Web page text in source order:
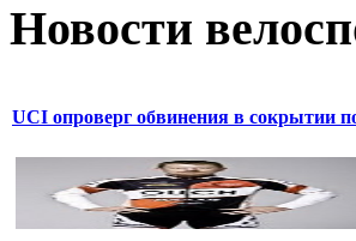
Новости
UCI опроверг обвинения в сокрытии